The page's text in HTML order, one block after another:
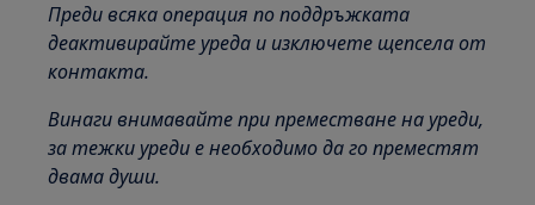
Преди всяка операция по поддръжката
деактивирайте уреда и изключете щепсела от
контакта.
Винаги внимавайте при преместване на уреди,
за тежки уреди е необходимо да го преместят
двама души.